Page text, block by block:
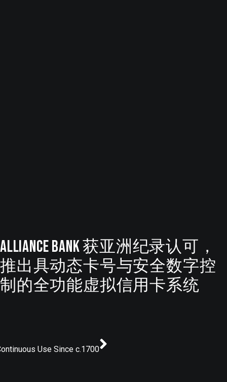
Alliance Bank 获亚洲纪录认可，
推出具动态卡号与安全数字控
制的全功能虚拟信用卡系统
Use Since c.1700